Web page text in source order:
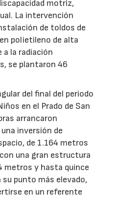
motriz,
La intervención
de toldos de
polietileno de alta
la radiación
se plantaron 46
del final del periodo
en el Prado de San
arrancaron
inversión de
de 1.164 metros
una gran estructura
metros y hasta quince
punto más elevado,
en un referente